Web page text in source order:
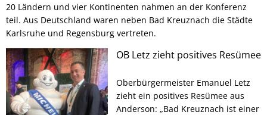
20 Ländern und vier Kontinenten nahmen an der Konferenz
teil. Aus Deutschland waren neben Bad Kreuznach die Städte
Karlsruhe und Regensburg vertreten.
OB Letz zieht positives Resümee
Oberbürgermeister Emanuel Letz
zieht ein positives Resümee aus
Anderson: „Bad Kreuznach ist einer